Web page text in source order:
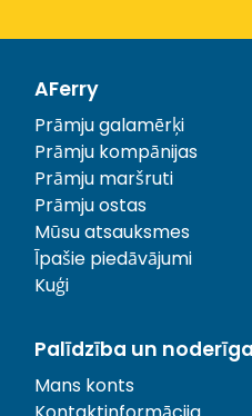
AFerry
Prāmju galamērķi
Prāmju kompānijas
Prāmju maršruti
Prāmju ostas
Mūsu atsauksmes
Īpašie piedāvājumi
Kuģi
Palīdzība un
Mans konts